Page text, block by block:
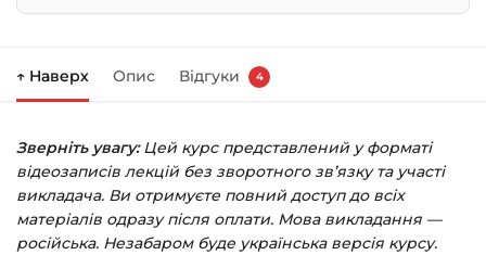
Праворуч з’явиться кошик — натисніть
Заповніть всі поля (пошта та пароль).
Оплатіть зручним способом (більше 8
способів оплати).
↑ Наверх Опис Відгуки 4
Зверніть увагу:Цей курс представлений у форматі
відеозаписів лекцій без зворотного зв’язку та участі
викладача. Ви отримуєте повний доступ до всіх
матеріалів одразу після оплати. Мова викладання —
російська. Незабаром буде українська версія курсу.